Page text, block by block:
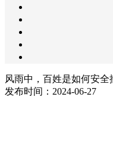
风雨中，百姓是如何安全
发布时间：2024-06-27